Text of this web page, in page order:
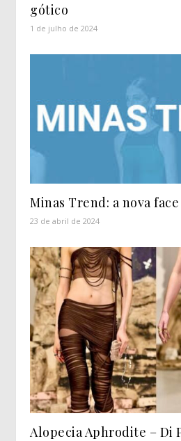
gótico
1 de julho de 2024
Minas Trend: a nova
23 de abril de 2024
Alopecia Aphrodite – Di